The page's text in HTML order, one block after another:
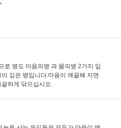
로 병도 마음의병 과 몸의병 2가지 입
깊은 병입니다.마음이 깨끝해 지면
하게 닦으십시오.